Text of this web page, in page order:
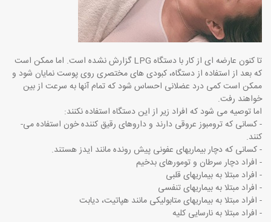
تا کنون عارضه ای از کار با دستگاه LPG گزارش نشده است. اما ممکن است
که بعد از استفاده از دستگاه، کبودی های مختصری روی پوست نمایان شود و
ممکن است کمی درد عضلانی احساس شود که تمام آنها به سرعت از بین
خواهند رفت.
اما توصیه می ­شود که افراد زیر از این دستگاه استفاده نکنند:
- کسانی که ترومبوز عروقی دارند و داروهای رقیق کننده خون استفاده می­
کنند.
- کسانی که دچار بیماریهای عفونی پیش رونده مانند ایدز هستند.
- افراد دچار سرطان و تومورهای بدخیم
- افراد مبتلا به بیماریهای قلبی
- افراد مبتلا به بیماریهای تنفسی
- افراد مبتلا به بیماریهای متابولیکی مانند هپاتیت، دیابت
- افراد مبتلا به نارسایی کلیه